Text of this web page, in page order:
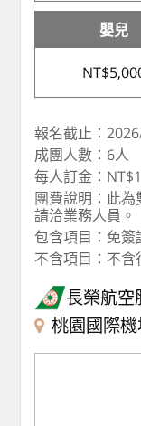
嬰兒
報名截止：
成團人數：6人
每人訂金：
團費說明：此
請洽業務人員。
包含項目：免
不含項目：不
長榮航空
桃園國際